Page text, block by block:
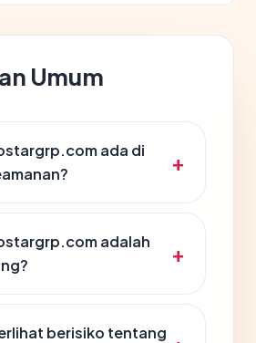
Umum
ada di
adalah
berisiko tentang